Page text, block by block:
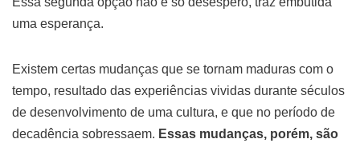
uma esperança.
Existem certas mudanças que se tornam maduras com o
tempo, resultado das experiências vividas durante séculos
de desenvolvimento de uma cultura, e que no período de
decadência sobressaem. Essas mudanças, porém, são